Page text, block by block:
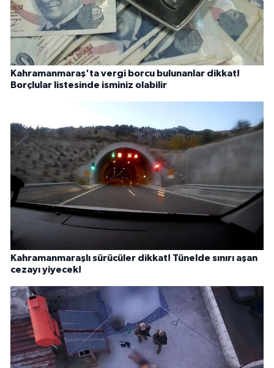
Kahramanmaraş'ta vergi borcu bulunanlar dikkat!
Borçlular listesinde isminiz olabilir
Kahramanmaraşlı sürücüler dikkat! Tünelde sınırı aşan
cezayı yiyecek!